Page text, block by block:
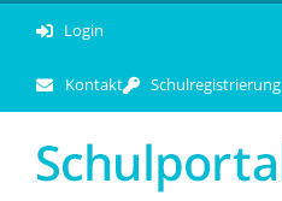
Login
Kontakt Schulregistrierung